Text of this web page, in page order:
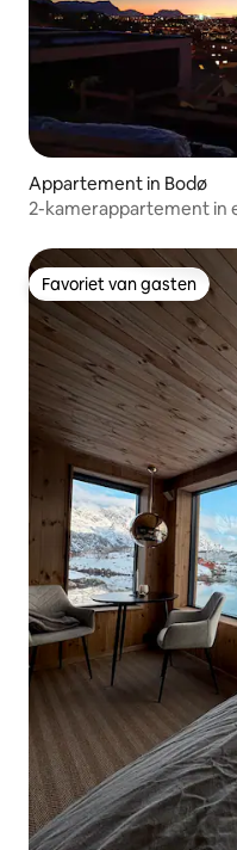
Appartement in Bodø
2-kamerappartement in
Favoriet van gasten
Favoriet van gasten